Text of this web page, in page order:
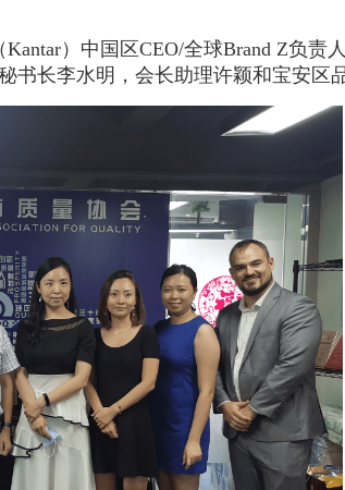
）中国区CEO/全球Brand Z负责
长李水明，会长助理许颖和宝安区